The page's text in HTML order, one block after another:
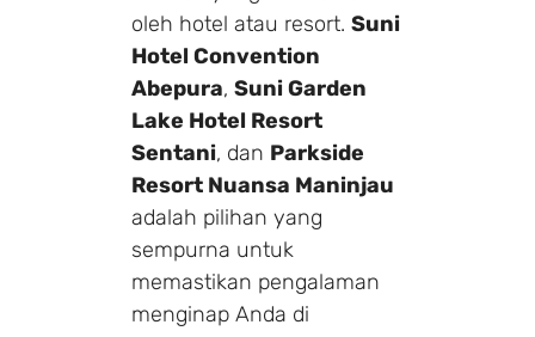
oleh hotel atau resort. Suni
Hotel Convention
Abepura, Suni Garden
Lake Hotel Resort
Sentani, dan Parkside
Resort Nuansa Maninjau
adalah pilihan yang
sempurna untuk
memastikan pengalaman
menginap Anda di